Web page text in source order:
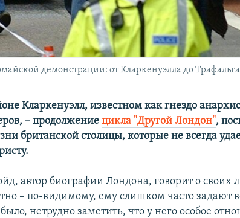
демонстрации: от Кларкенуэлла до
Кларкенуэлл, известном как гнездо
– продолжениецикла "Другой Лондон",
британской столицы, которые не всегда
автор биографии Лондона, говорит о своих
– по-видимому, ему слишком часто задают
нетрудно заметить, что у него особое